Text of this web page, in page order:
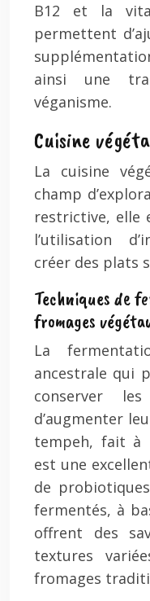
B12 et la
permettent
ainsi une
véganisme.
Cuisine
La cuisine
champ
restrictive, elle
l’utilisation
créer des plats
Techniques de
fromages
La
ancestrale qui
conserver
d’augmenter
tempeh, fait à
est une
de
fermentés, à
offrent des
textures
fromages